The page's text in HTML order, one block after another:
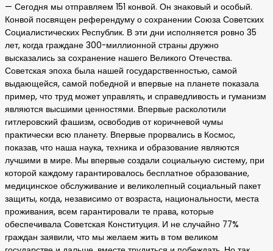
— Сегодня мы отправляем 151 конвой. Он знаковый и особый.
Конвой посвящен референдуму о сохранении Союза Советских
Социалистических Республик. В эти дни исполняется ровно 35
лет, когда граждане 300-миллионной страны дружно
высказались за сохранение нашего Великого Отечества.
Советская эпоха была нашей государственностью, самой
выдающейся, самой победной и впервые на планете показала
пример, что труд может управлять, и справедливость и гуманизм
являются высшими ценностями. Впервые расколотили
гитлеровский фашизм, освободив от коричневой чумы
практически всю планету. Впервые прорвались в Космос,
показав, что наша наука, техника и образование являются
лучшими в мире. Мы впервые создали социальную систему, при
которой каждому гарантировалось бесплатное образование,
медицинское обслуживание и великолепный социальный пакет
защиты, когда, независимо от возраста, национальности, места
проживания, всем гарантировали те права, которые
обеспечивала Советская Конституция. И не случайно 77%
граждан заявили, что мы желаем жить в том великом